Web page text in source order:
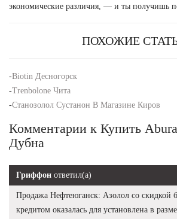
экономические различия, — и ты получишь
ПОХОЖИЕ
-Biotin Десногорск
-Trenbolone Чита
-Станозолол Сустанон В Магазине Киров
Комментарии к Купить
Дубна
Гриффон ответил(а)
Продажа Нефтеюганск: Азолол со скидкой
кредитом оказалась для установлена в